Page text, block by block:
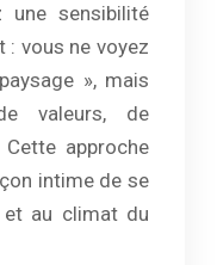
une sensibilité
: vous ne voyez
», mais
valeurs, de
approche
intime de se
et au climat du